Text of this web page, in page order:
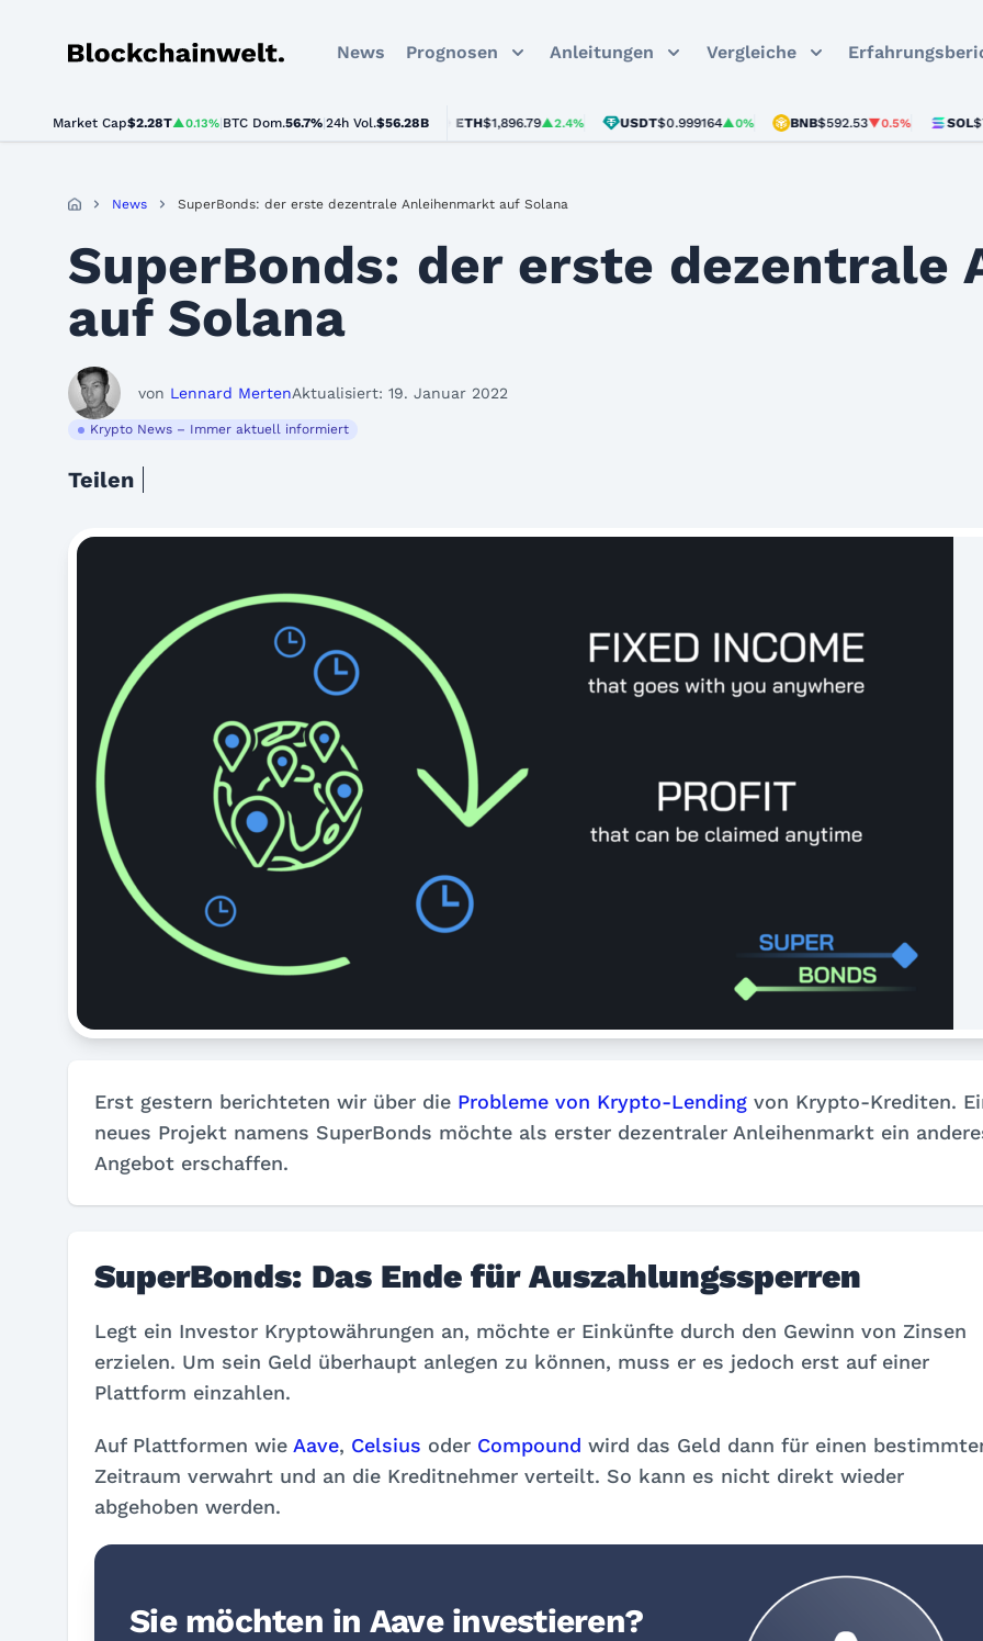
Blockchainwelt News Prognosen Anleitungen Vergleiche
Market Cap$2.28T▲0.13% BTC Dom.56.7% 24h Vol.$56.28B
BTC$64,486.00▲0.9% ETH $1,896.79▲2.4% USDT$0.999164▲0% BNB$592.53▼0.5% SOL$73.46
News SuperBonds: der erste dezentrale Anleihenmarkt auf Solana
SuperBonds: der erste dezentrale
auf Solana
von Lennard MertenAktualisiert: 19. Januar 2022
Krypto News – Immer aktuell informiert
Teilen
Erst gestern berichteten wir über die Probleme von Krypto-Lending von Krypto-Krediten.
neues Projekt namens SuperBonds möchte als erster dezentraler Anleihenmarkt ein
Angebot erschaffen.
SuperBonds: Das Ende für Auszahlungssperren
Legt ein Investor Kryptowährungen an, möchte er Einkünfte durch den Gewinn von Zinsen
erzielen. Um sein Geld überhaupt anlegen zu können, muss er es jedoch erst auf einer
Plattform einzahlen.
Auf Plattformen wie Aave, Celsius oder Compound wird das Geld dann für einen
Zeitraum verwahrt und an die Kreditnehmer verteilt. So kann es nicht direkt wieder
abgehoben werden.
Sie möchten in Aave investieren?